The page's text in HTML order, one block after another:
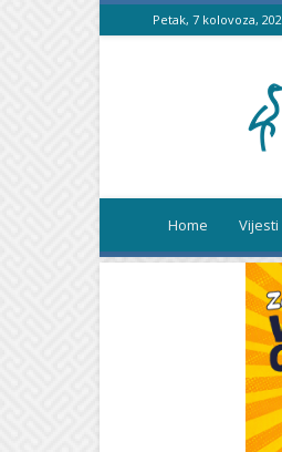
Petak, 7 kolovoza,
Home Vijesti